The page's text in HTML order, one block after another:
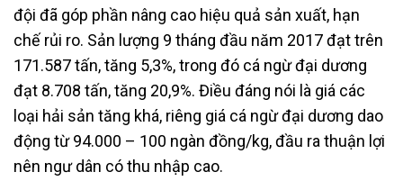
đội đã góp phần nâng cao hiệu quả sản xuất, hạn
chế rủi ro. Sản lượng 9 tháng đầu năm 2017 đạt trên
171.587 tấn, tăng 5,3%, trong đó cá ngừ đại dương
đạt 8.708 tấn, tăng 20,9%. Điều đáng nói là giá các
loại hải sản tăng khá, riêng giá cá ngừ đại dương dao
động từ 94.000 – 100 ngàn đồng/kg, đầu ra thuận lợi
nên ngư dân có thu nhập cao.